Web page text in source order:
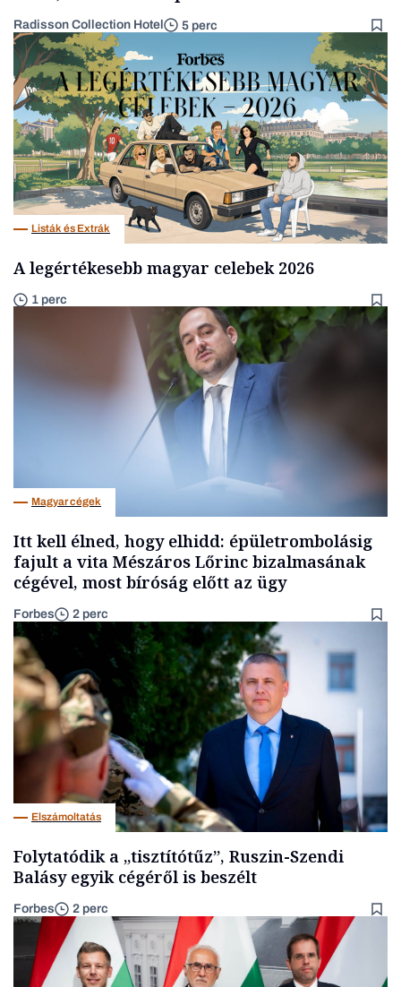
Radisson Collection Hotel 5 perc
Listák és Extrák
A legértékesebb magyar celebek 2026
1 perc
Magyar cégek
Itt kell élned, hogy elhidd: épületrombolásig
fajult a vita Mészáros Lőrinc bizalmasának
cégével, most bíróság előtt az ügy
Forbes 2 perc
Elszámoltatás
Folytatódik a „tisztítótűz”, Ruszin-Szendi
Balásy egyik cégéről is beszélt
Forbes 2 perc